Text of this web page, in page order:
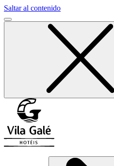
Saltar al contenido